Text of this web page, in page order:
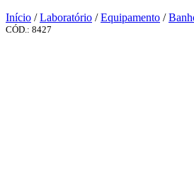
Início /Laboratório /Equipamento /
CÓD.: 8427